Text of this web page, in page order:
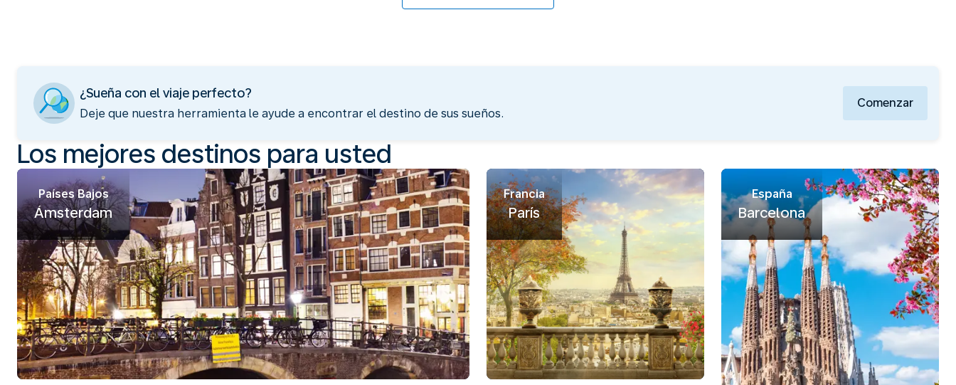
¿Sueña con el viaje perfecto?
Deje que nuestra herramienta le ayude a encontrar el destino de sus sueños.
Comenzar
Los mejores destinos para usted
Países Bajos
Ámsterdam
Francia
París
España
Barcelona